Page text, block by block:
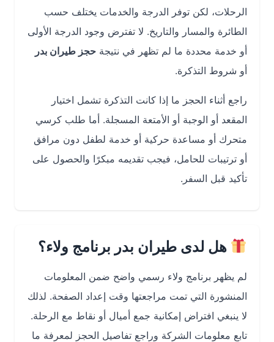
الرحلات، لكن توفر الدرجة والخدمات يختلف حسب
الطائرة والمسار والتاريخ. لا تفترض وجود الدرجة الأولى
أو خدمة محددة ما لم تظهر في نتيجة حجز طيران بدر
أو شروط التذكرة.
راجع أثناء الحجز ما إذا كانت التذكرة تشمل اختيار
المقعد أو الوجبة أو الأمتعة المسجلة. أما طلب كرسي
متحرك أو مساعدة حركية أو خدمة لطفل دون مرافق
أو ترتيبات للحامل، فيجب تقديمه مبكرًا والحصول على
تأكيد قبل السفر.
هل لدى طيران بدر برنامج ولاء؟
لم يظهر برنامج ولاء رسمي واضح ضمن المعلومات
المنشورة التي تمت مراجعتها وقت إعداد الصفحة. لذلك
لا ينبغي افتراض إمكانية جمع أميال أو نقاط مع الرحلة.
تابع معلومات الشركة وراجع تفاصيل الحجز لمعرفة ما